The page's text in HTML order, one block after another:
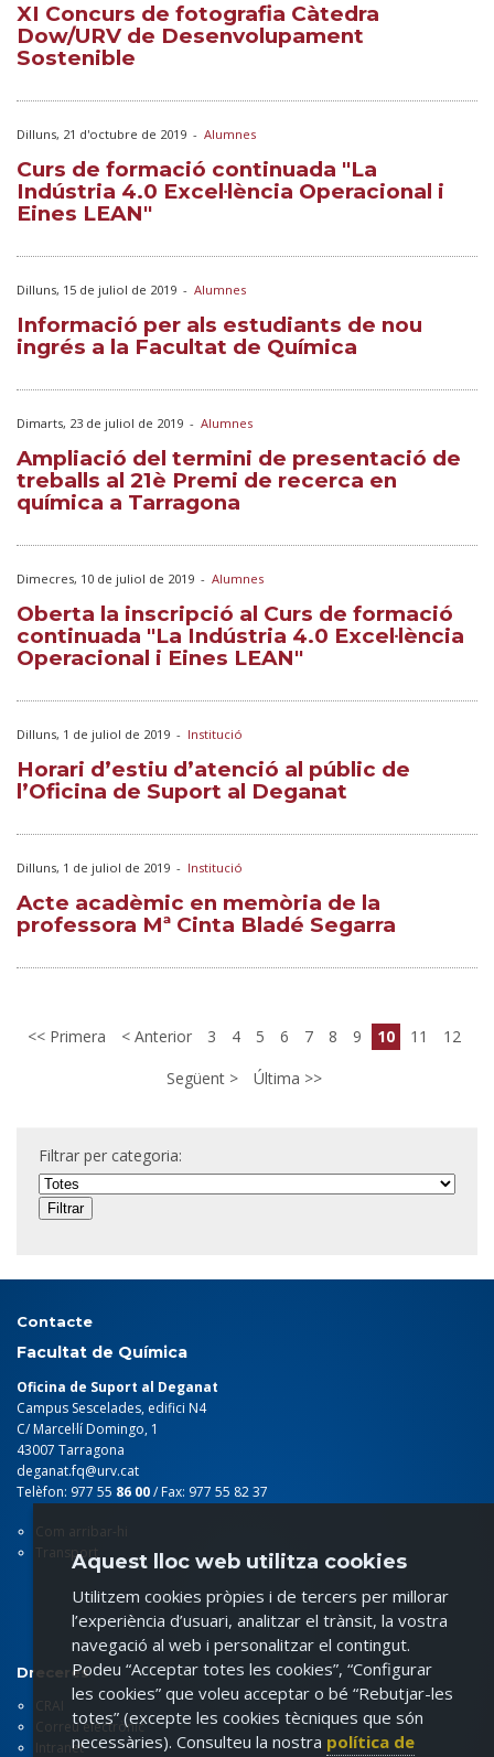
XI Concurs de fotografia Càtedra
Dow/URV de Desenvolupament
Sostenible
Dilluns, 21 d'octubre de 2019 - Alumnes
Curs de formació continuada "La
Indústria 4.0 Excel·lència Operacional i
Eines LEAN"
Dilluns, 15 de juliol de 2019 - Alumnes
Informació per als estudiants de nou
ingrés a la Facultat de Química
Dimarts, 23 de juliol de 2019 - Alumnes
Ampliació del termini de presentació de
treballs al 21è Premi de recerca en
química a Tarragona
Dimecres, 10 de juliol de 2019 - Alumnes
Oberta la inscripció al Curs de formació
continuada "La Indústria 4.0 Excel·lència
Operacional i Eines LEAN"
Dilluns, 1 de juliol de 2019 - Institució
Horari d’estiu d’atenció al públic de
l’Oficina de Suport al Deganat
Dilluns, 1 de juliol de 2019 - Institució
Acte acadèmic en memòria de la
professora Mª Cinta Bladé Segarra
Primera Anterior 3 4 5 6 7 8 9 10 11
12
Següent
Última
Filtrar per categoria:
Contacte
Facultat de Química
Oficina de Suport al Deganat
Campus Sescelades, edifici N4
C/ Marcel·lí Domingo, 1
43007 Tarragona
deganat.fq@urv.cat
Telèfon: 977 55 86 00/ Fax: 977 55 82 37
Com arribar-hi
Transport
Dreceres
CRAI
Correu electrònic
Intranet
Aquest lloc web utilitza cookies
Utilitzem cookies pròpies i de tercers per millorar
l’experiència d’usuari, analitzar el trànsit, la vostra
navegació al web i personalitzar el contingut.
Podeu “Acceptar totes les cookies”, “Configurar
les cookies” que voleu acceptar o bé “Rebutjar-les
totes” (excepte les cookies tècniques que són
necessàries). Consulteu la nostra política de